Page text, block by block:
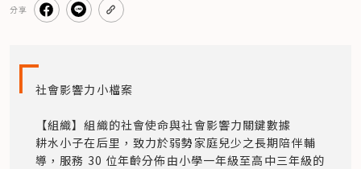
分享
社會影響力小檔案
【組織】組織的社會使命與社會影響力關鍵數據
耕水小子在后里，致力於弱勢家庭兒少之長期陪伴輔
導，服務 30 位年齡分佈由小學一年級至高中三年級的